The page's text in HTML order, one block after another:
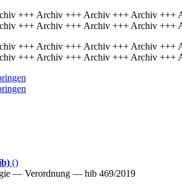
+++ Archiv +++ Archiv +++ Archiv
+++ Archiv +++ Archiv +++ Archiv +++
+++ Archiv +++ Archiv +++ Archiv
+++ Archiv +++ Archiv +++ Archiv +++
()
— Verordnung — hib 469/2019